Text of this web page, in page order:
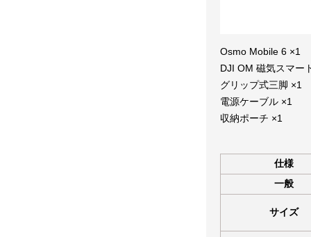
Osmo Mobile 6 ×1
DJI OM 磁気スマー
グリップ式三脚 ×1
電源ケーブル ×1
収納ポーチ ×1
仕様
一般
サイズ